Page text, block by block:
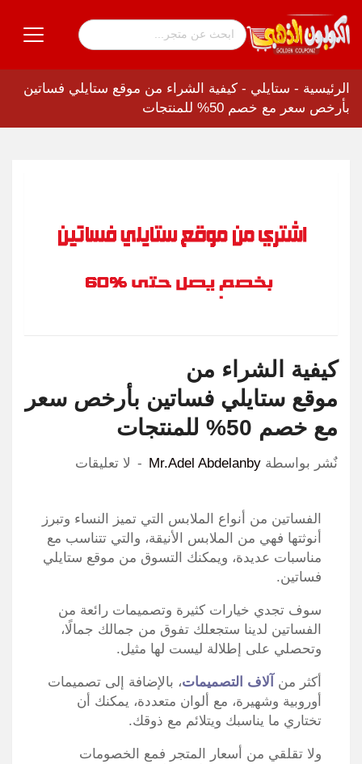
الرئيسية - ستايلي - كيفية الشراء من موقع ستايلي فساتين
بأرخص سعر مع خصم 50% للمنتجات
كيفية الشراء من
موقع ستايلي فساتين بأرخص سعر
مع خصم 50% للمنتجات
نٌشر بواسطة Mr.Adel Abdelanby لا تعليقات
الفساتين من أنواع الملابس التي تميز النساء وتبرز
أنوثتها فهي من الملابس الأنيقة، والتي تتناسب مع
مناسبات عديدة، ويمكنك التسوق من موقع ستايلي
فساتين.
سوف تجدي خيارات كثيرة وتصميمات رائعة من
الفساتين لدينا ستجعلك تفوق من جمالك جمالًا،
وتحصلي على إطلالة ليست لها مثيل.
أكثر من آلاف التصميمات، بالإضافة إلى تصميمات
أوروبية وشهيرة، مع ألوان متعددة، يمكنك أن
تختاري ما يناسبك ويتلائم مع ذوقك.
ولا تقلقي من أسعار المتجر فمع الخصومات